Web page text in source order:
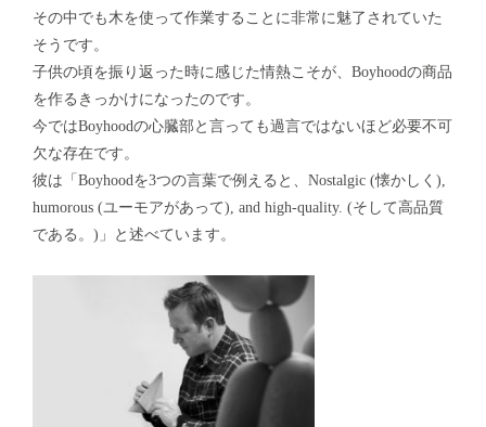
その中でも木を使って作業することに非常に魅了されていた
そうです。
子供の頃を振り返った時に感じた情熱こそが、Boyhoodの商品
を作るきっかけになったのです。
今ではBoyhoodの心臓部と言っても過言ではないほど必要不可
欠な存在です。
彼は「Boyhoodを3つの言葉で例えると、Nostalgic (懐かしく),
humorous (ユーモアがあって), and high-quality. (そして高品質
である。)」と述べています。